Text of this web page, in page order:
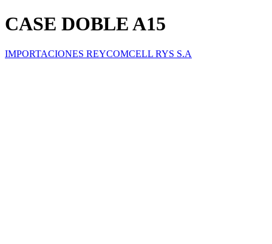
CASE DOBLE A15
IMPORTACIONES REYCOMCELL RYS S.A